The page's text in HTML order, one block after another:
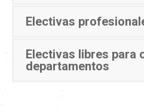
Electivas
Electivas libres para
departamentos